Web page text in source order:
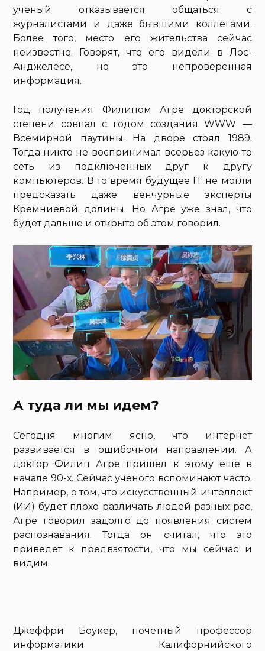
ученый отказывается общаться с
журналистами и даже бывшими коллегами.
Более того, место его жительства сейчас
неизвестно. Говорят, что его видели в Лос-
Анджелесе, но это непроверенная
информация.
Год получения Филипом Агре докторской
степени совпал с годом создания WWW —
Всемирной паутины. На дворе стоял 1989.
Тогда никто не воспринимал всерьез какую-то
сеть из подключенных друг к другу
компьютеров. В то время будущее IT не могли
предсказать даже венчурные эксперты
Кремниевой долины. Но Агре уже знал, что
будет дальше и открыто об этом говорил.
А туда ли мы идем?
Сегодня многим ясно, что интернет
развивается в ошибочном направлении. А
доктор Филип Агре пришел к этому еще в
начале 90-х. Сейчас ученого вспоминают часто.
Например, о том, что искусственный интеллект
(ИИ) будет плохо различать людей разных рас,
Агре говорил задолго до появления систем
распознавания. Тогда он считал, что это
приведет к предвзятости, что мы сейчас и
видим.
Джеффри Боукер, почетный профессор
информатики Калифорнийского